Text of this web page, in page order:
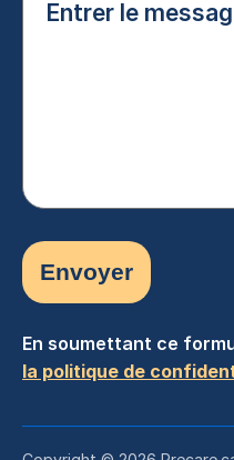
En soumettant ce
la politique de